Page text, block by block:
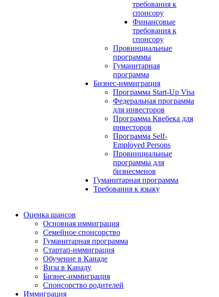
требования к
спонсору
Финансовые
требования к
спонсору
Провинциальные
программы
Гуманитарная
программа
Бизнес-иммиграция
Программа Start-Up Visa
Федеральная программа
для инвесторов
Программа Квебека для
инвесторов
Программа Self-
Employed Persons
Провинциальные
программы для
бизнесменов
Гуманитарная программа
Требования к языку
Оценка шансов
Основная иммиграция
Семейное спонсорство
Гуманитарная программа
Стартап-иммиграция
Обучение в Канаде
Виза в Канаду
Бизнес-иммиграция
Спонсорство родителей
Иммиграция